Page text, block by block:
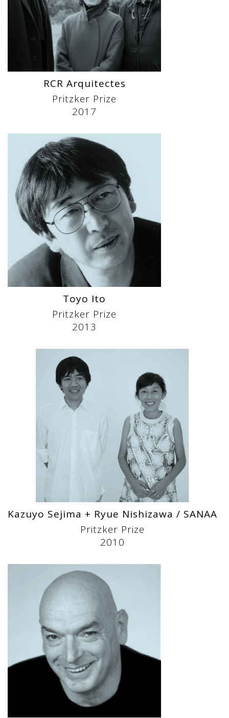
RCR Arquitectes
Pritzker Prize
2017
Toyo Ito
Pritzker Prize
2013
Kazuyo Sejima + Ryue Nishizawa / SANAA
Pritzker Prize
2010